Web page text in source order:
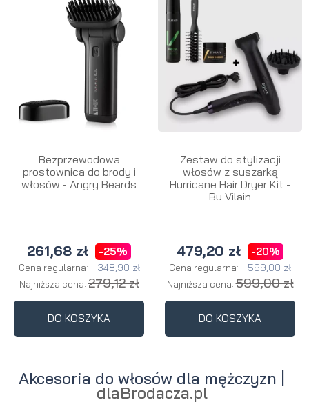
Bezprzewodowa
prostownica do brody i
włosów - Angry Beards
261,68 zł -25%
Cena regularna: 348,90 zł
Najniższa cena:279,12 zł
DO KOSZYKA
Zestaw do stylizacji
włosów z suszarką
Hurricane Hair Dryer Kit -
By Vilain
479,20 zł -20%
Cena regularna: 599,00 zł
Najniższa cena:599,00 zł
DO KOSZYKA
Akcesoria do włosów dla mężczyzn |
dlaBrodacza.pl